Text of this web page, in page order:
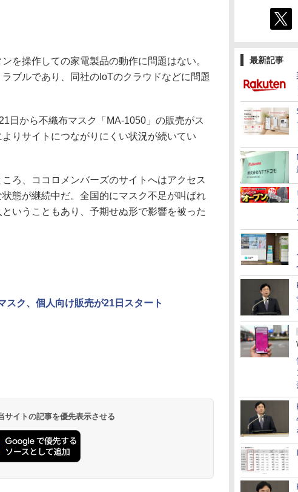
最新記事
を操作しての家電製品の動作に問題はない。
ブルであり、同社のIoTのクラウドなどに問題
日から不織布マスク「MA-1050」の販売がス
りサイトにつながりにくい状況が続いてい
ろ、ココロメンバーズのサイトへはアクセス
態が継続中だ。全国的にマスク不足が叫ばれ
いうこともあり、予期せぬ形で影響を被った
スク、個人向け販売が21日スタート
サイトの記事を優先表示させる